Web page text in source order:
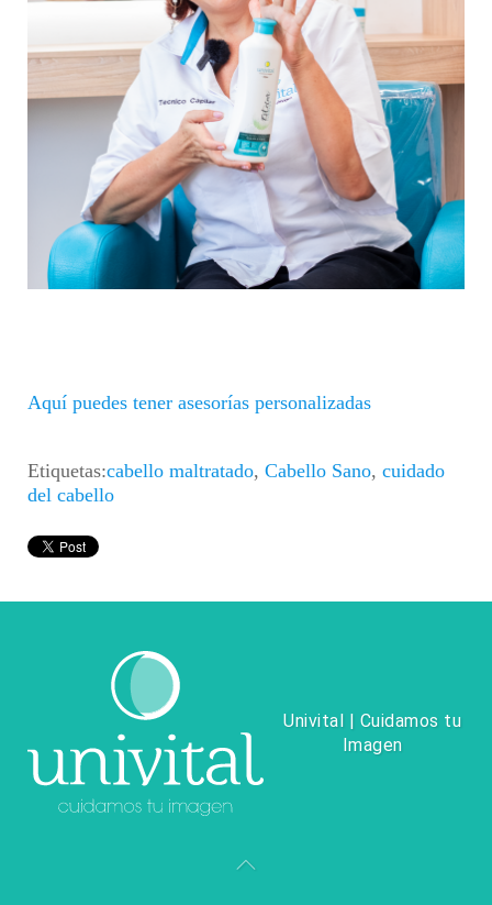
Aquí puedes tener asesorías personalizadas
Etiquetas:cabello maltratado, Cabello Sano, cuidado
del cabello
Univital | Cuidamos tu
Imagen